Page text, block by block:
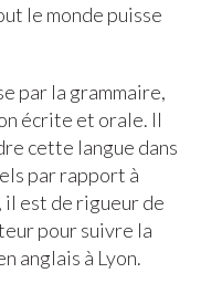
le monde puisse
par la grammaire,
écrite et orale. Il
cette langue dans
par rapport à
il est de rigueur de
pour suivre la
anglais à Lyon.